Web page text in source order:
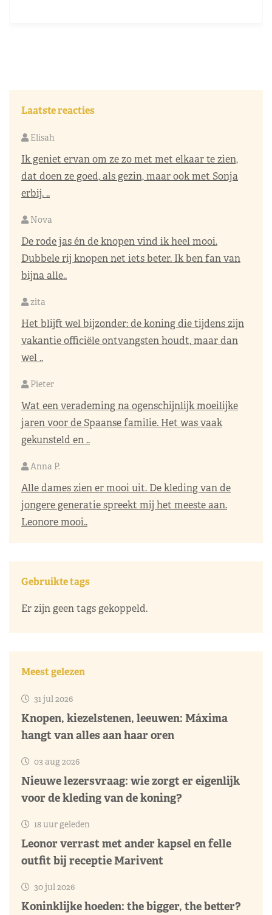
Laatste reacties
Elisah
Ik geniet ervan om ze zo met met elkaar te zien,
dat doen ze goed, als gezin, maar ook met Sonja
erbij. ..
Nova
De rode jas én de knopen vind ik heel mooi.
Dubbele rij knopen net iets beter. Ik ben fan van
bijna alle..
zita
Het blijft wel bijzonder: de koning die tijdens zijn
vakantie officiële ontvangsten houdt, maar dan
wel ..
Pieter
Wat een verademing na ogenschijnlijk moeilijke
jaren voor de Spaanse familie. Het was vaak
gekunsteld en ..
Anna P.
Alle dames zien er mooi uit. De kleding van de
jongere generatie spreekt mij het meeste aan.
Leonore mooi..
Gebruikte tags
Er zijn geen tags gekoppeld.
Meest gelezen
31 jul 2026
Knopen, kiezelstenen, leeuwen: Máxima
hangt van alles aan haar oren
03 aug 2026
Nieuwe lezersvraag: wie zorgt er eigenlijk
voor de kleding van de koning?
18 uur geleden
Leonor verrast met ander kapsel en felle
outfit bij receptie Marivent
30 jul 2026
Koninklijke hoeden: the bigger, the better?